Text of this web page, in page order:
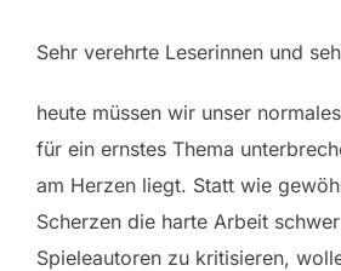
Sehr verehrte Leserinnen und
heute müssen wir unser
für ein ernstes Thema
am Herzen liegt. Statt wie
Scherzen die harte Arbeit
Spieleautoren zu kritisieren,